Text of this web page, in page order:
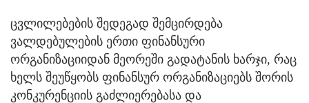
ცვლილებების შედეგად შემცირდება
ვალდებულების ერთი ფინანსური
ორგანიზაციიდან მეორეში გადატანის ხარჯი, რაც
ხელს შეუწყობს ფინანსურ ორგანიზაციებს შორის
კონკურენციის გაძლიერებასა და